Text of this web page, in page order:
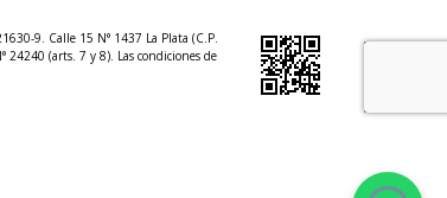
9. Calle 15 N° 1437 La Plata (C.P.
24240 (arts. 7 y 8). Las condiciones de